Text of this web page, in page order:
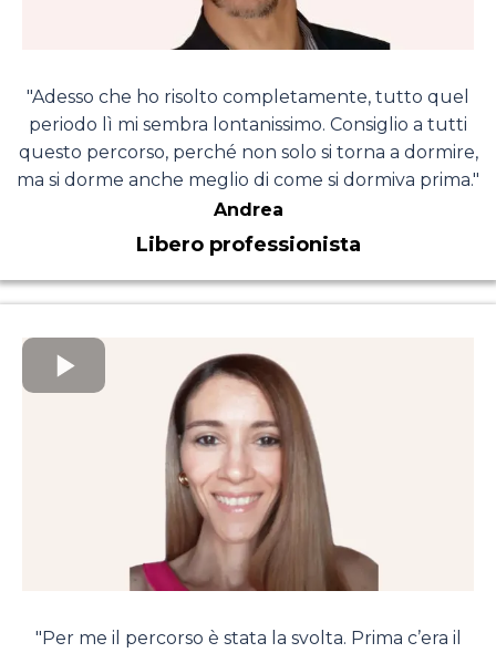
"Adesso che ho risolto completamente, tutto quel
periodo lì mi sembra lontanissimo. Consiglio a tutti
questo percorso, perché non solo si torna a dormire,
ma si dorme anche meglio di come si dormiva prima."
Andrea
Libero professionista
"Per me il percorso è stata la svolta. Prima c’era il